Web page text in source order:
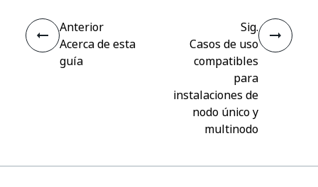
Anterior
Acerca de esta
guía
Sig.
Casos de uso
compatibles
para
instalaciones de
nodo único y
multinodo